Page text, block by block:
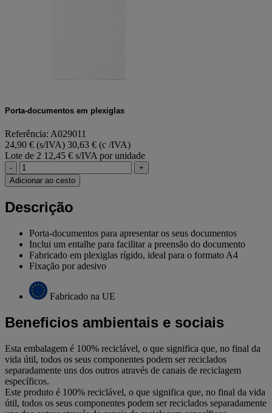
Porta-documentos em plexiglas
Referência: A029011
24,90 € (s/IVA) 30,63 € (c /IVA)
Lote de 2 12,45 € s/IVA por unidade
-
+
Adicionar ao cesto
Descrição
Porta-documentos para apresentar os seus documentos
Inclui um entalhe para facilitar a preensão do documento
Fabricado em plexiglas rígido, ideal para o formato A4
Fixação por adesivo
Fabricado na UE
Beneficios ambientais e sociais
Esta embalagem é 100% reciclável, o que significa que, no final da
vida útil, todos os seus componentes podem ser reciclados
separadamente uns dos outros através de canais de reciclagem
específicos.
Este produto é 100% reciclável, o que significa que, no final da vida
útil, todos os seus componentes podem ser reciclados separadamente